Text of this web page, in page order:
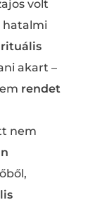
volt
hatalmi
akart –
rendet
nem